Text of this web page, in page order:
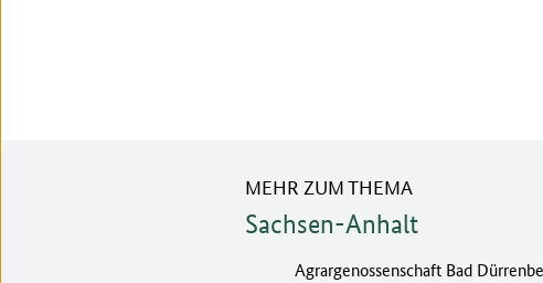
MEHR ZUM THEMA
Sachsen-Anhalt
Agrargenossenschaft Bad